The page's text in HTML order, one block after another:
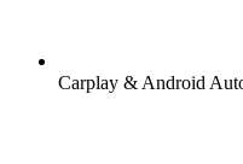
Carplay & Android